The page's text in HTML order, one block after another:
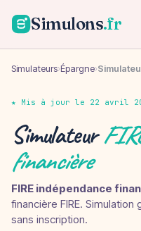
Simulons.fr
Simulateurs›Épargne›
★ Mis à jour le 22 avril
Simulateur
financière
FIRE indépendance
financière FIRE.
sans inscription.